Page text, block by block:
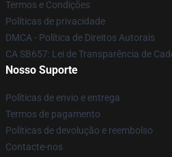
Termos e Condições
Políticas de privacidade
DMCA - Política de Direitos Autorais
CA SB657: Lei de Transparência de
Nosso Suporte
Políticas de envio e entrega
Termos de pagamento
Políticas de devolução e reembolso
Contacte-nos